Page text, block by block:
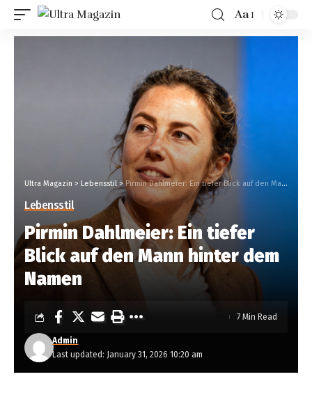
Aa
Ultra Magazin > Lebensstil > Pirmin Dahlmeier: Ein tiefer Blick auf den Mann hinter dem Namen
Lebensstil
Pirmin Dahlmeier: Ein tiefer
Blick auf den Mann hinter dem
Namen
Last updated: January 31, 2026 10:20 am
Admin
7 Min Read